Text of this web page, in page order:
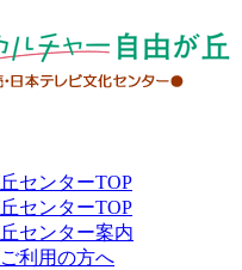
センターTOP
センターTOP
センター案内
利用の方へ